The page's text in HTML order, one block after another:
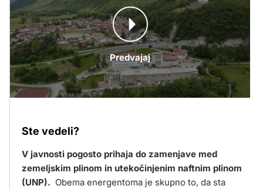
Predvajaj
Ste vedeli?
V javnosti pogosto prihaja do zamenjave med
zemeljskim plinom in utekočinjenim naftnim plinom
(UNP). Obema energentoma je skupno to, da sta